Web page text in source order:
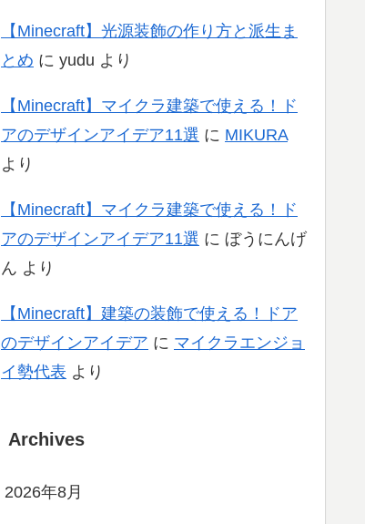
【Minecraft】光源装飾の作り方と派生ま
とめ に yudu より
【Minecraft】マイクラ建築で使える！ド
アのデザインアイデア11選 に MIKURA
より
【Minecraft】マイクラ建築で使える！ド
アのデザインアイデア11選 に ぼうにんげ
ん より
【Minecraft】建築の装飾で使える！ドア
のデザインアイデア に マイクラエンジョ
イ勢代表 より
Archives
2026年8月